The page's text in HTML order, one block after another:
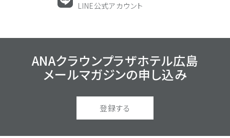
LINE公式アカウント
ANAクラウンプラザホテル広島
メールマガジンの申し込み
登録する